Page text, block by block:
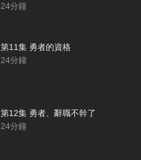
24分鐘
第11集 勇者的資格
24分鐘
第12集 勇者、辭職不幹了
24分鐘